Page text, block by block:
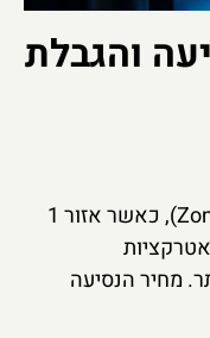
והגבלת
לונדון מחולקת ל-9 אזורי נסיעה (Zones), כאשר אזור 1
ביותר. מחיר הנסיעה